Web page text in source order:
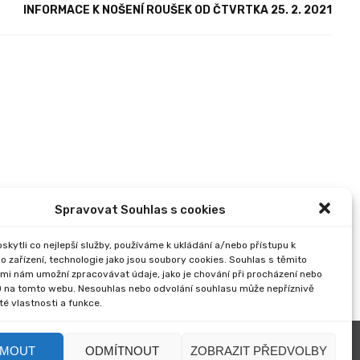
Spravovat Souhlas s cookies
co nejlepší služby, používáme k ukládání a/nebo přístupu k
zařízení, technologie jako jsou soubory cookies. Souhlas s těmito
nám umožní zpracovávat údaje, jako je chování při procházení nebo
na tomto webu. Nesouhlas nebo odvolání souhlasu může nepříznivě
vlastnosti a funkce.
ODMÍTNOUT ZOBRAZIT PŘEDVOLBY
INFORMACE K NOŠENÍ ROUŠEK OD ČTVRTKA 25. 2. 2021